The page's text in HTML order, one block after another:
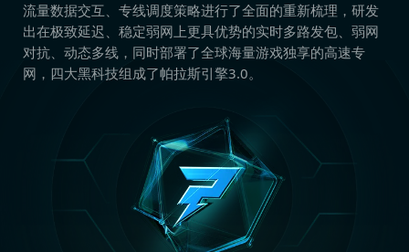
流量数据交互、专线调度策略进行了全面的重新梳理，研发
出在极致延迟、稳定弱网上更具优势的实时多路发包、弱网
对抗、动态多线，同时部署了全球海量游戏独享的高速专
网，四大黑科技组成了帕拉斯引擎3.0。